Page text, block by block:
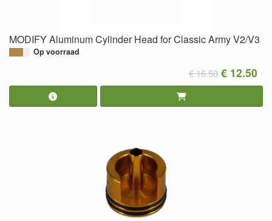
MODIFY Aluminum Cylinder Head for Classic Army V2/V3
Op voorraad
€ 16.50 € 12.50